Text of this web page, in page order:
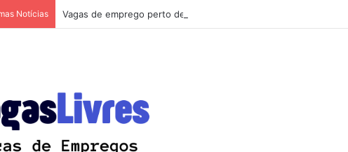
Notícias Vagas de emprego perto de você: o guia que vai mudar sua busca